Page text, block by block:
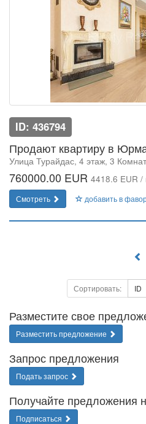
ID: 436794
Продают квартиру в
Улица Турайдас, 4 этаж, 3
760000.00 EUR 4418.6 EUR /
Смотреть добавить в
Сортировать: ID
Разместите свое
Разместить предложение
Запрос предложения
Подать запрос
Получайте предложения
Подписаться